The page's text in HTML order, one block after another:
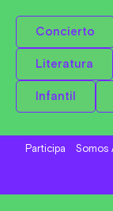
Concierto
Literatura
Infantil
Participa Somos